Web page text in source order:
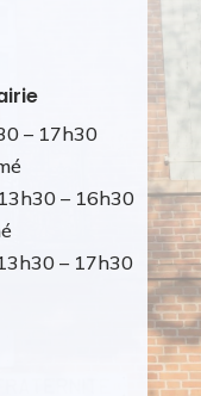
– 17h30
– 16h30
– 17h30